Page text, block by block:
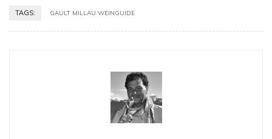
TAGS: GAULT MILLAU WEINGUIDE